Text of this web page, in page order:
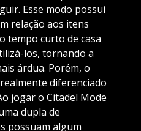
Esse modo possui
relação aos itens
tempo curto de casa
los, tornando a
árdua. Porém, o
diferenciado
jogar o Citadel Mode
dupla de
possuam algum